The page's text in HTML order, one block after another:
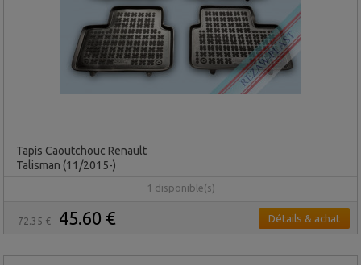
Tapis Caoutchouc Renault
Talisman (11/2015-)
1 disponible(s)
72.35 € 45.60 € Détails & achat